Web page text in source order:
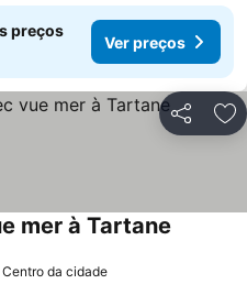
preços
Ver preços
Partilhar
mer à Tartane
da cidade